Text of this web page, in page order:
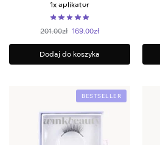
1x aplikator
201.00zł 169.00zł
Dodaj do koszyka
BESTSELLER